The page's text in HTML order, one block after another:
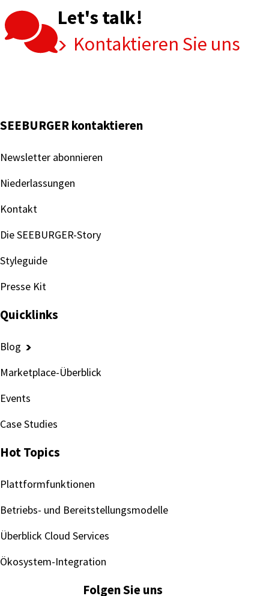
Let's talk!
Kontaktieren Sie uns
SEEBURGER kontaktieren
Newsletter abonnieren
Niederlassungen
Kontakt
Die SEEBURGER-Story
Styleguide
Presse Kit
Quicklinks
Blog
Marketplace-Überblick
Events
Case Studies
Hot Topics
Plattformfunktionen
Betriebs- und Bereitstellungsmodelle
Überblick Cloud Services
Ökosystem-Integration
Folgen Sie uns